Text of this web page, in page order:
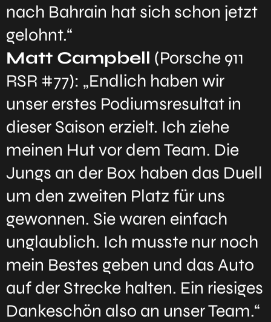
nach Bahrain hat sich schon jetzt
gelohnt.“
Matt Campbell (Porsche 911
RSR #77): „Endlich haben wir
unser erstes Podiumsresultat in
dieser Saison erzielt. Ich ziehe
meinen Hut vor dem Team. Die
Jungs an der Box haben das Duell
um den zweiten Platz für uns
gewonnen. Sie waren einfach
unglaublich. Ich musste nur noch
mein Bestes geben und das Auto
auf der Strecke halten. Ein riesiges
Dankeschön also an unser Team.“